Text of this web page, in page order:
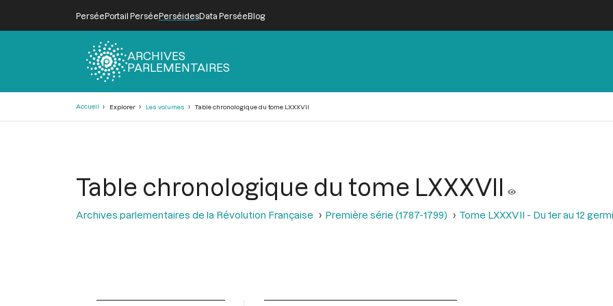
PerséePortail PerséePerséidesData PerséeBlog
ARCHIVES
PARLEMENTAIRES
Accueil Explorer Les volumes Table chronologique du tome LXXXVII
Table chronologique du tome LXXXVII
Archives parlementaires de la Révolution Française Première série (1787-1799) Tome LXXXVII - Du 1er au 12